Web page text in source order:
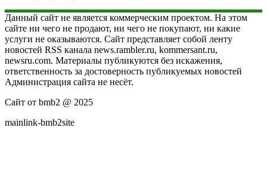
Данный сайт не является коммерческим проектом. На этом
сайте ни чего не продают, ни чего не покупают, ни какие
услуги не оказываются. Сайт представляет собой ленту
новостей RSS канала news.rambler.ru, kommersant.ru,
newsru.com. Материалы публикуются без искажения,
ответственность за достоверность публикуемых новостей
Администрация сайта не несёт.
Сайт от bmb2 @ 2025
mainlink-bmb2site